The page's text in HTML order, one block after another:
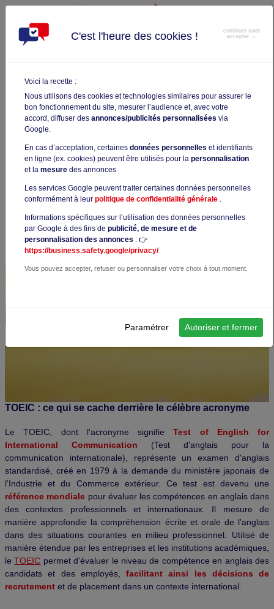
POUR VOTRE CARRIÈRE
TOEIC : COMPRENDRE
L'ACRONYME ET SON
IMPORTANCE POUR VOTRE
CARRIÈRE
< Retour Catégorie Examen TOEIC Article publié il y a 2 ans
comment cette certification peut ouvrir des portes
insoupçonnées durant votre carrière et
parcours professionnel.
TOEIC : ce qui se cache derrière le célèbre acronyme
Le TOEIC, dont l'acronyme signifieTest of English for
International Communication (Test d'anglais pour la
communication internationale), représente un examen d'anglais
standardisé, créé en 1979 à la demande du ministère japonais de
l'Industrie et du Commerce extérieur. Ce test est devenu une
référence mondiale pour évaluer les compétences en anglais dans
des contextes professionnels et internationaux. Il mesure de
manière approfondie la compréhension écrite et orale de l'anglais
dans des situations courantes en milieu professionnel. Utilisé de
manière étendue par les entreprises et les institutions académiques,
leTOEIC permet d'évaluer le niveau de compétence en anglais des
candidats et des employés, facilitant ainsi les décisions de
recrutement et de placement dans un contexte international.
C'est l'heure des cookies !
continuer sans
accepter →
Voici la recette :
Nous utilisons des cookies et technologies similaires pour assurer le
bon fonctionnement du site, mesurer l’audience et, avec votre
accord, diffuser des annonces/publicités personnalisées via
Google.
En cas d’acceptation, certaines données personnelles et identifiants
en ligne (ex. cookies) peuvent être utilisés pour la personnalisation
et la mesure des annonces.
Les services Google peuvent traiter certaines données personnelles
conformément à leur politique de confidentialité générale .
Informations spécifiques sur l’utilisation des données personnelles
par Google à des fins de publicité, de mesure et de
personnalisation des annonces : 👉
https://business.safety.google/privacy/
Vous pouvez accepter, refuser ou personnaliser votre choix à tout moment.
Paramétrer Autoriser et fermer